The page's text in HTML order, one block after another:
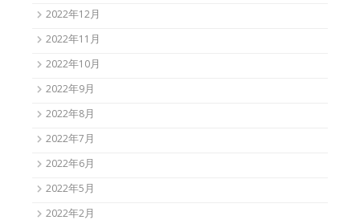
2022年12月
2022年11月
2022年10月
2022年9月
2022年8月
2022年7月
2022年6月
2022年5月
2022年2月